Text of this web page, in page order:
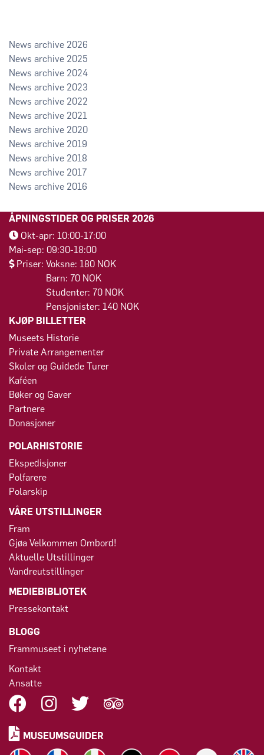
2026
2025
2024
2023
2022
2021
2020
2019
2018
2017
2016
ÅPNINGSTIDER OG PRISER 2026
Okt-apr: 10:00-17:00
Mai-sep: 09:30-18:00
Priser: Voksne: 180 NOK
Barn: 70 NOK
Studenter: 70 NOK
Pensjonister: 140 NOK
KJØP BILLETTER
Museets Historie
Private Arrangementer
Skoler og Guidede Turer
Kaféen
Bøker og Gaver
Partnere
Donasjoner
POLARHISTORIE
Ekspedisjoner
Polfarere
Polarskip
VÅRE UTSTILLINGER
Fram
Gjøa Velkommen Ombord!
Aktuelle Utstillinger
Vandreutstillinger
MEDIEBIBLIOTEK
Pressekontakt
BLOGG
Frammuseet i nyhetene
Kontakt
Ansatte
MUSEUMSGUIDER